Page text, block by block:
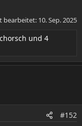
bearbeitet: 10. Sep. 2025
und 4
#152